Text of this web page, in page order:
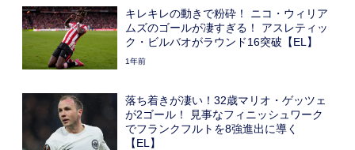
キレキレの動きで粉砕！ ニコ・ウィリア
ムズのゴールが凄すぎる！ アスレティッ
ク・ビルバオがラウンド16突破【EL】
1年前
落ち着きが凄い！32歳マリオ・ゲッツェ
が2ゴール！ 見事なフィニッシュワーク
でフランクフルトを8強進出に導く
【EL】